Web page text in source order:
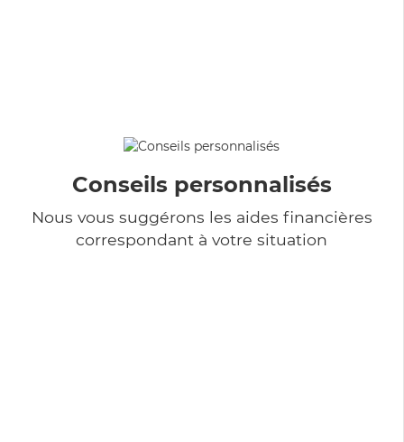
Conseils personnalisés
Nous vous suggérons les aides financières
correspondant à votre situation